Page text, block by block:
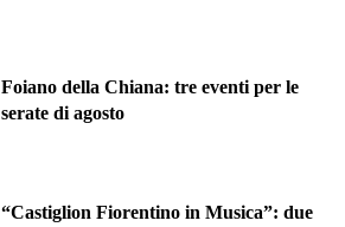
Foiano della Chiana: tre eventi per le
serate di agosto
“Castiglion Fiorentino in Musica”: due